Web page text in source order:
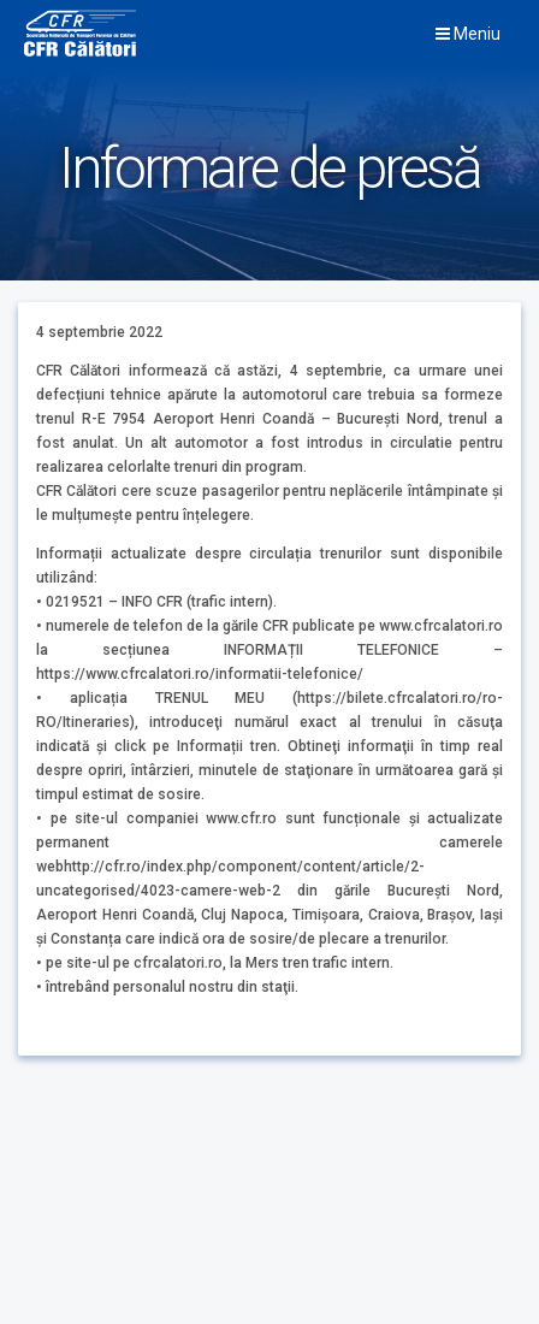
content
Meniu
Informare de presă
4 septembrie 2022
CFR Călători informează că astăzi, 4 septembrie, ca urmare unei
defecțiuni tehnice apărute la automotorul care trebuia sa formeze
trenul R-E 7954 Aeroport Henri Coandă – București Nord, trenul a
fost anulat. Un alt automotor a fost introdus in circulatie pentru
realizarea celorlalte trenuri din program.
CFR Călători cere scuze pasagerilor pentru neplăcerile întâmpinate și
le mulțumește pentru înțelegere.
Informații actualizate despre circulația trenurilor sunt disponibile
utilizând:
• 0219521 – INFO CFR (trafic intern).
• numerele de telefon de la gările CFR publicate pe www.cfrcalatori.ro
la secțiunea INFORMAȚII TELEFONICE –
https://www.cfrcalatori.ro/informatii-telefonice/
• aplicația TRENUL MEU (https://bilete.cfrcalatori.ro/ro-
RO/Itineraries), introduceţi numărul exact al trenului în căsuţa
indicată şi click pe Informații tren. Obtineţi informaţii în timp real
despre opriri, întârzieri, minutele de staţionare în următoarea gară şi
timpul estimat de sosire.
• pe site-ul companiei www.cfr.ro sunt funcționale și actualizate
permanent camerele
webhttp://cfr.ro/index.php/component/content/article/2-
uncategorised/4023-camere-web-2 din gările București Nord,
Aeroport Henri Coandă, Cluj Napoca, Timișoara, Craiova, Brașov, Iași
și Constanța care indică ora de sosire/de plecare a trenurilor.
• pe site-ul pe cfrcalatori.ro, la Mers tren trafic intern.
• întrebând personalul nostru din staţii.